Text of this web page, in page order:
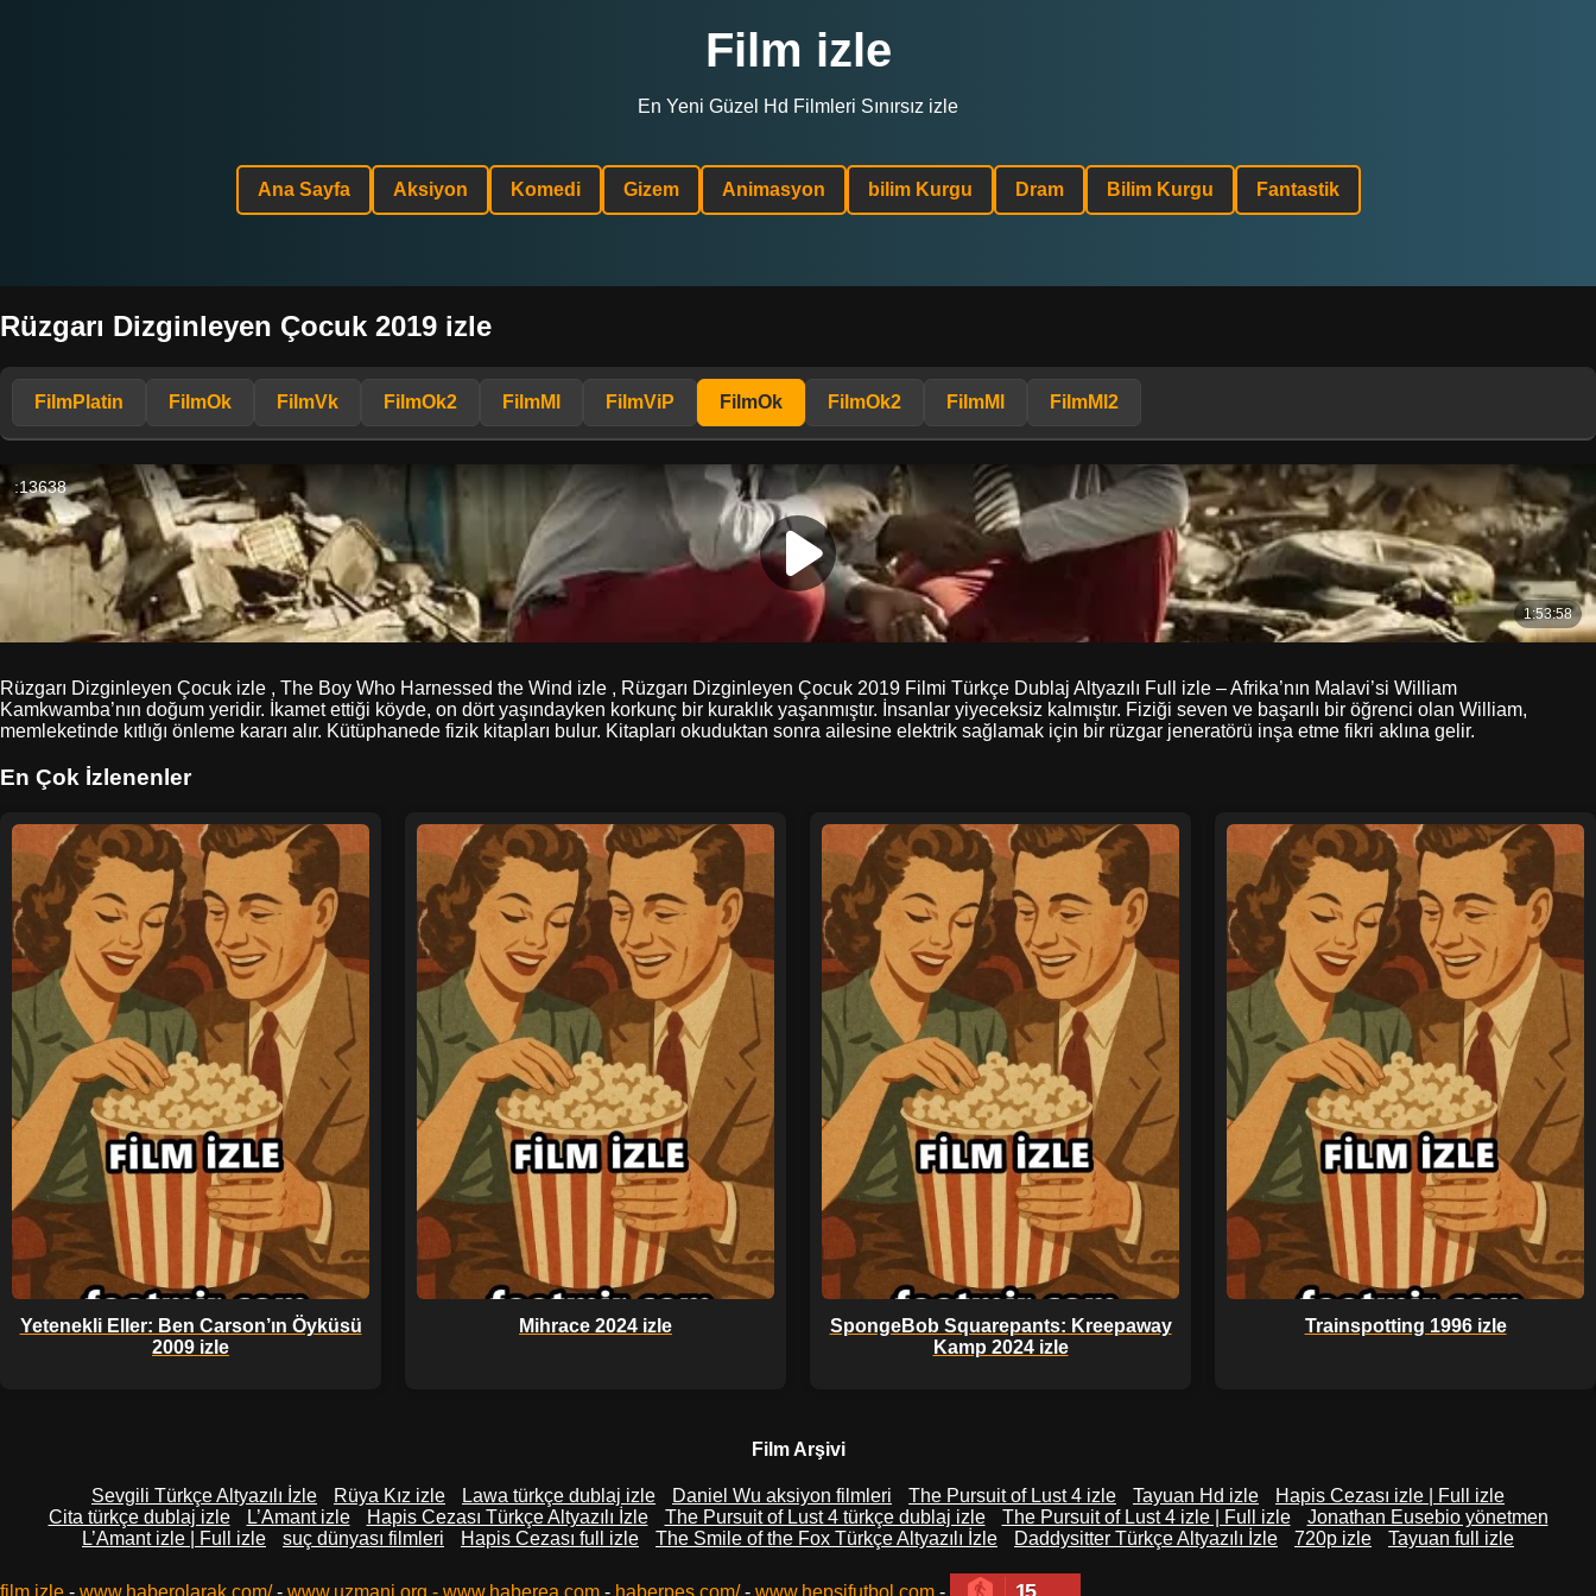
Film izle
En Yeni Güzel Hd Filmleri Sınırsız izle
Ana Sayfa Aksiyon Komedi Gizem Animasyon bilim Kurgu Dram Bilim Kurgu Fantastik
Rüzgarı Dizginleyen Çocuk 2019 izle
FilmPlatin FilmOk FilmVk FilmOk2 FilmMl FilmViP FilmOk FilmOk2 FilmMl FilmMl2
Rüzgarı Dizginleyen Çocuk izle , The Boy Who Harnessed the Wind izle , Rüzgarı Dizginleyen Çocuk 2019 Filmi Türkçe Dublaj Altyazılı Full izle – Afrika’nın Malavi’si William
Kamkwamba’nın doğum yeridir. İkamet ettiği köyde, on dört yaşındayken korkunç bir kuraklık yaşanmıştır. İnsanlar yiyeceksiz kalmıştır. Fiziği seven ve başarılı bir öğrenci olan William,
memleketinde kıtlığı önleme kararı alır. Kütüphanede fizik kitapları bulur. Kitapları okuduktan sonra ailesine elektrik sağlamak için bir rüzgar jeneratörü inşa etme fikri aklına gelir.
En Çok İzlenenler
Yetenekli Eller: Ben Carson’ın Öyküsü
2009 izle
Mihrace 2024 izle
SpongeBob Squarepants: Kreepaway
Kamp 2024 izle
Trainspotting 1996 izle
Film Arşivi
Sevgili Türkçe Altyazılı İzle Rüya Kız izle Lawa türkçe dublaj izle Daniel Wu aksiyon filmleri The Pursuit of Lust 4 izle Tayuan Hd izle
Hapis Cezası izle | Full izle
Cita türkçe dublaj izle
L’Amant izle Hapis Cezası Türkçe Altyazılı İzle The Pursuit of Lust 4 türkçe dublaj izle The Pursuit of Lust 4 izle | Full izle
Jonathan Eusebio yönetmen
L’Amant izle | Full izle
suç dünyası filmleri Hapis Cezası full izle The Smile of the Fox Türkçe Altyazılı İzle Daddysitter Türkçe Altyazılı İzle 720p izle Tayuan full izle
film izle - www.haberolarak.com/- www.uzmani.org - www.haberea.com - haberpes.com/- www.hepsifutbol.com - 15